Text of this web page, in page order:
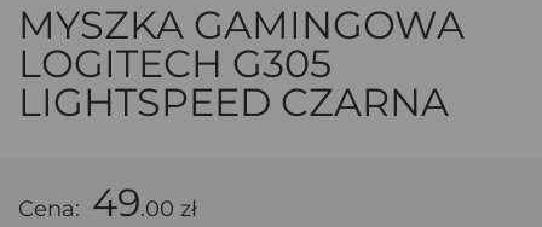
MYSZKA GAMINGOWA
LOGITECH G305
LIGHTSPEED CZARNA
Cena: 49.00 zł